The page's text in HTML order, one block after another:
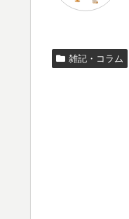
雑記・コラム